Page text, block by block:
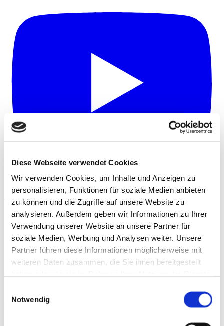
Diese Webseite verwendet Cookies
Wir verwenden Cookies, um Inhalte und Anzeigen zu
personalisieren, Funktionen für soziale Medien anbieten
zu können und die Zugriffe auf unsere Website zu
analysieren. Außerdem geben wir Informationen zu Ihrer
Verwendung unserer Website an unsere Partner für
soziale Medien, Werbung und Analysen weiter. Unsere
Partner führen diese Informationen möglicherweise mit
weiteren Daten zusammen, die Sie ihnen bereitgestellt
Notwendig
Fortbildungen
Stoßwellentherapie & alternierende Verfahren